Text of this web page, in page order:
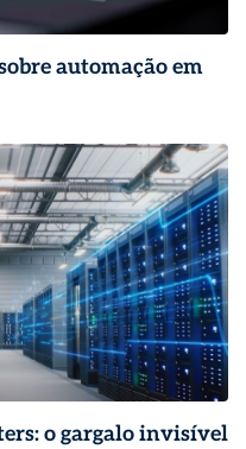
automação em
o gargalo invisível